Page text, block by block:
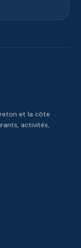
et la côte
activités,